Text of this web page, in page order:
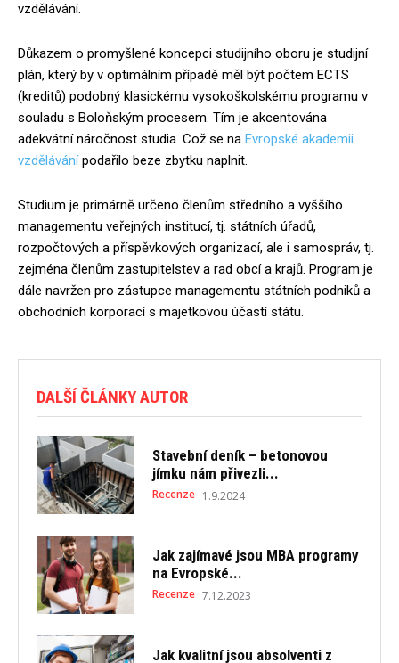
vzdělávání.
Důkazem o promyšlené koncepci studijního oboru je studijní
plán, který by v optimálním případě měl být počtem ECTS
(kreditů) podobný klasickému vysokoškolskému programu v
souladu s Boloňským procesem. Tím je akcentována
adekvátní náročnost studia. Což se na Evropské akademii
vzdělávánípodařilo beze zbytku naplnit.
Studium je primárně určeno členům středního a vyššího
managementu veřejných institucí, tj. státních úřadů,
rozpočtových a příspěvkových organizací, ale i samospráv, tj.
zejména členům zastupitelstev a rad obcí a krajů. Program je
dále navržen pro zástupce managementu státních podniků a
obchodních korporací s majetkovou účastí státu.
DALŠÍ ČLÁNKY AUTOR
Stavební deník – betonovou
jímku nám přivezli...
Recenze 1.9.2024
Jak zajímavé jsou MBA programy
na Evropské...
Recenze 7.12.2023
Jak kvalitní jsou absolventi z